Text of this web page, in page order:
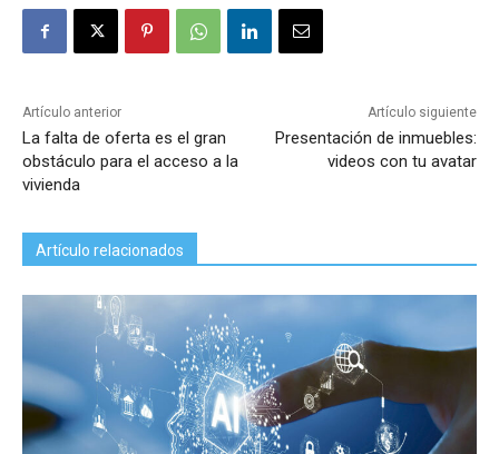
Artículo anterior
La falta de oferta es el gran
obstáculo para el acceso a la
vivienda
Artículo siguiente
Presentación de inmuebles:
videos con tu avatar
Artículo relacionados